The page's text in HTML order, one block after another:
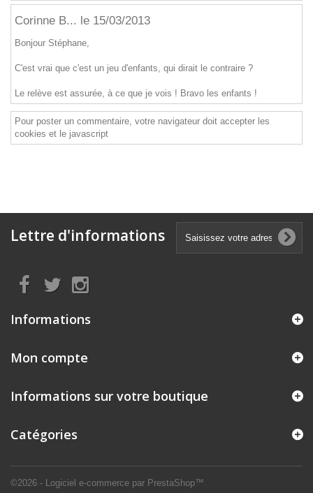
Corinne B... le 15/03/2013
Bonjour Stéphane,
C'est vrai que c'est un jeu d'enfants, qui dirait le contraire ?
Le relève est assurée, à ce que je vois ! Bravo les enfants !
Pour poster un commentaire, votre navigateur doit accepter les
cookies et le javascript
Lettre d'informations
Informations
©2026 - Logiciel e-commerce par PrestaShop™
Mon compte
Informations sur votre boutique
Catégories